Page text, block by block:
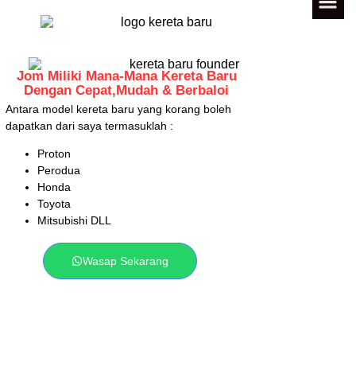
Jom Miliki Mana-Mana Kereta Baru
Dengan Cepat,Mudah & Berbaloi
Antara model kereta baru yang korang boleh
dapatkan dari saya termasuklah :
Proton
Perodua
Honda
Toyota
Mitsubishi DLL
Wasap Sekarang